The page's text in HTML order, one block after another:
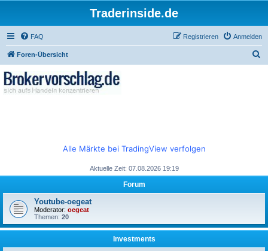
Traderinside.de
FAQ Anmelden
Registrieren
Foren-Übersicht
Alle Märkte bei TradingView verfolgen
Aktuelle Zeit: 07.08.2026 19:19
Forum
Youtube-oegeat
Moderator: oegeat
Themen: 20
Investments